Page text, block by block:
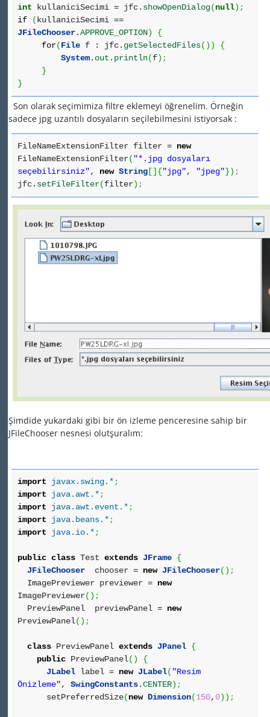
int kullaniciSecimi = jfc. showOpenDialog(null) ;
if
( kullaniciSecimi ==
JFileChooser.APPROVE_OPTION)
{
for(File f : jfc. getSelectedFiles( ) )
{
System. out . println(f) ;
}
}
Son olarak seçimimiza filtre eklemeyi öğrenelim. Örneğin
sadece jpg uzantılı dosyaların seçilebilmesini istiyorsak :
FileNameExtensionFilter filter = new
FileNameExtensionFilter( "*.jpg dosyaları
seçebilirsiniz", new String [] {"jpg", "jpeg"}) ;
jfc. setFileFilter(filter) ;
Şimdide yukardaki gibi bir ön izleme penceresine sahip bir
JFileChooser nesnesi olutşuralım:
import javax.swing.* ;
import
java.awt.* ;
import
java.awt.event.* ;
import
java.beans.* ;
import
java.io.* ;
public class Test extends JFrame {
JFileChooser chooser = new JFileChooser( ) ;
ImagePreviewer previewer = new
ImagePreviewer( ) ;
PreviewPanel previewPanel = new
PreviewPanel( ) ;
class PreviewPanel extends JPanel {
public PreviewPanel( )
{
JLabel label = new JLabel( "Resim
Önizleme", SwingConstants.CENTER) ;
setPreferredSize(new Dimension(150, 0) ) ;